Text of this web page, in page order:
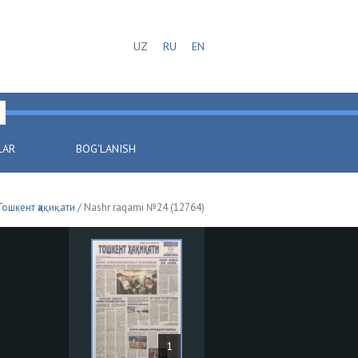
UZ RU EN
BOG'LANISH
ҳақиқати / Nashr raqami №24 (12764)
1